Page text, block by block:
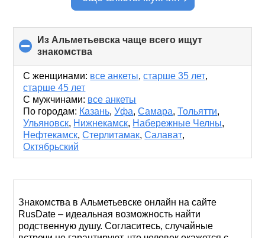
Из Альметьевска чаще всего ищут
знакомства
to
collapse
С женщинами: все анкеты,старше 35 лет,
старше 45 лет
С мужчинами: все анкеты
По городам: Казань,Уфа,Самара,Тольятти,
Ульяновск, Нижнекамск, Набережные Челны,
Нефтекамск,Стерлитамак,Салават,
Октябрьский
Знакомства в Альметьевске онлайн на сайте
RusDate – идеальная возможность найти
родственную душу. Согласитесь, случайные